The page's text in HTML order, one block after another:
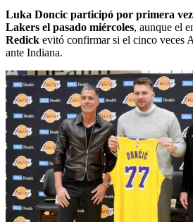
Luka Doncic participó por primera
Lakers el pasado miércoles, aunque el
Redick evitó confirmar si el cinco veces
ante Indiana.